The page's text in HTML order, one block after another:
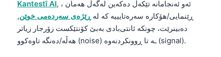
Kantestî AI, ، ئەو ئەنجامانە تێکەڵ دەکەین لەگەڵ هەمان
ڕێنمایی/هۆکارە سەرەتایییە کە لە ڕێژەی سەردەمی خوێن,
دەبینرێت، چونکە ئانتی‌بادی بەبێ کۆنتێکست زۆرجار زیاتر
هەڵە/دەنگە تاوەکوو (noise) ـە تا ڕوونکردنەوە (signal).